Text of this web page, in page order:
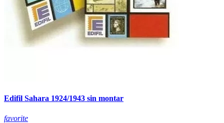
Edifil Sahara 1924/1943 sin montar
favorite